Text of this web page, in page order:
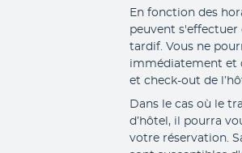
En fonction des
peuvent
tardif. Vous ne
immédiatement et
et check-out de
Dans le cas où le
d’hôtel, il pourra
votre réservation.